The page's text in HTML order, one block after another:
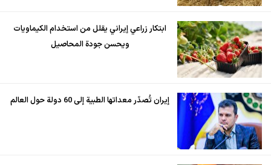
ابتكار زراعي إيراني يقلل من استخدام الكيماويات
ويحسن جودة المحاصيل
إيران تُصدّر معداتها الطبية إلى 60 دولة حول العالم